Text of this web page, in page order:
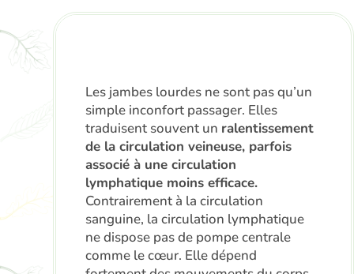
Les jambes lourdes ne sont pas qu’un
simple inconfort passager. Elles
traduisent souvent un ralentissement
de la circulation veineuse, parfois
associé à une circulation
lymphatique moins efficace.
Contrairement à la circulation
sanguine, la circulation lymphatique
ne dispose pas de pompe centrale
comme le cœur. Elle dépend